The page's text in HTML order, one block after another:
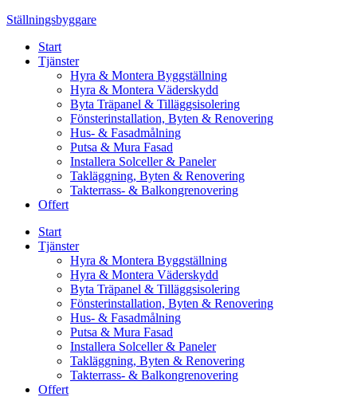
Skip
content
Ställningsbyggare
Start
Tjänster
Hyra & Montera Byggställning
Hyra & Montera Väderskydd
Byta Träpanel & Tilläggsisolering
Fönsterinstallation, Byten & Renovering
Hus- & Fasadmålning
Putsa & Mura Fasad
Installera Solceller & Paneler
Takläggning, Byten & Renovering
Takterrass- & Balkongrenovering
Offert
Start
Tjänster
Hyra & Montera Byggställning
Hyra & Montera Väderskydd
Byta Träpanel & Tilläggsisolering
Fönsterinstallation, Byten & Renovering
Hus- & Fasadmålning
Putsa & Mura Fasad
Installera Solceller & Paneler
Takläggning, Byten & Renovering
Takterrass- & Balkongrenovering
Offert